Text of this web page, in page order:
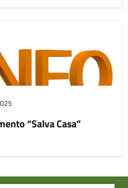
“Salva Casa”